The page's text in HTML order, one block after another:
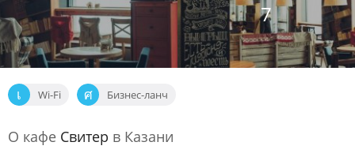
7
Wi-Fi Бизнес-ланч
О кафе Свитер в Казани